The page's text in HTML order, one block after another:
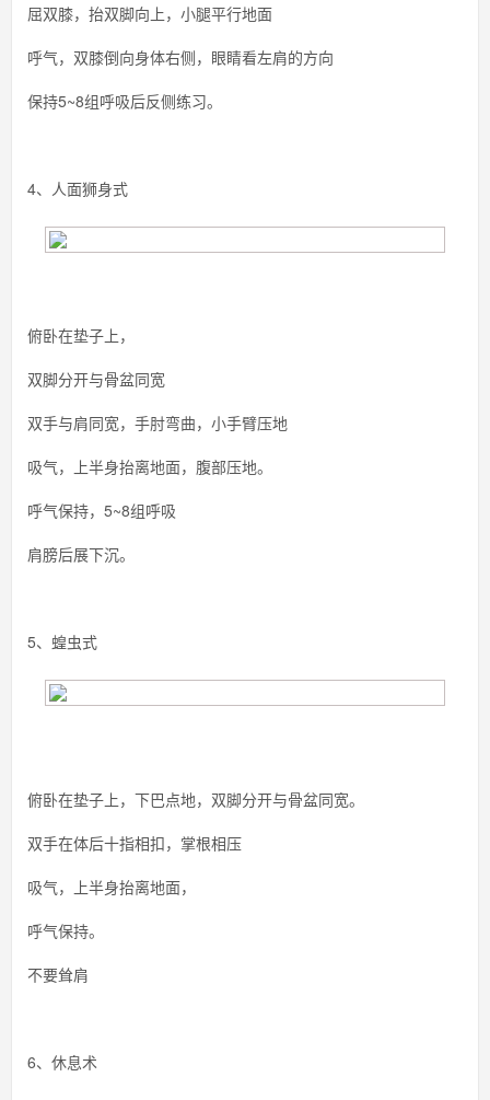
屈双膝，抬双脚向上，小腿平行地面
呼气，双膝倒向身体右侧，眼睛看左肩的方向
保持5~8组呼吸后反侧练习。
4、人面狮身式
俯卧在垫子上，
双脚分开与骨盆同宽
双手与肩同宽，手肘弯曲，小手臂压地
吸气，上半身抬离地面，腹部压地。
呼气保持，5~8组呼吸
肩膀后展下沉。
5、蝗虫式
俯卧在垫子上，下巴点地，双脚分开与骨盆同宽。
双手在体后十指相扣，掌根相压
吸气，上半身抬离地面，
呼气保持。
不要耸肩
6、休息术